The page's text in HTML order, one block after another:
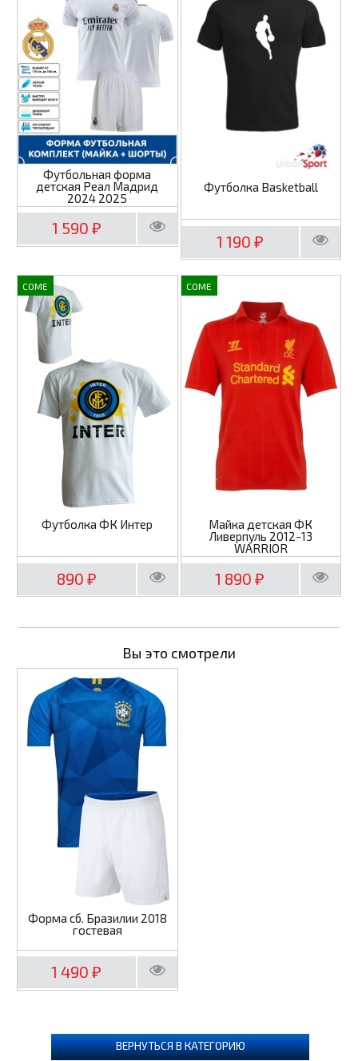
Футбольная форма
детская Реал Мадрид
2024 2025
1 590 ₽
Футболка Basketball
1 190 ₽
COME
Футболка ФК Интер
890 ₽
COME
Майка детская ФК
Ливерпуль 2012-13
WARRIOR
1 890₽
Вы это смотрели
Форма сб. Бразилии 2018
гостевая
1 490₽
ВЕРНУТЬСЯ В КАТЕГОРИЮ